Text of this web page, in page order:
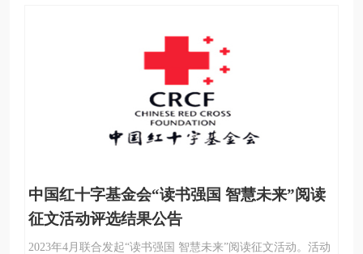
中国红十字基金会“读书强国 智慧未来”阅读
征文活动评选结果公告
2023年4月联合发起“读书强国 智慧未来”阅读征文活动。活动